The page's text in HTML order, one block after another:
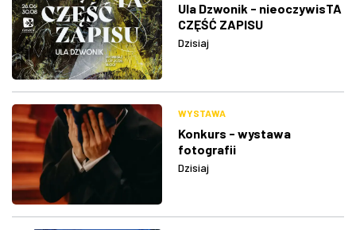
Ula Dzwonik - nieoczywisTA
CZĘŚĆ ZAPISU
Dzisiaj
WYSTAWA
Konkurs - wystawa
fotografii
Dzisiaj